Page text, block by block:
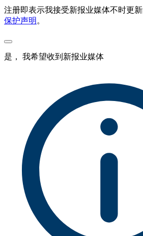
注册即表示我接受新报业媒体不时更
保护声明 。
是， 我希望收到新报业媒体